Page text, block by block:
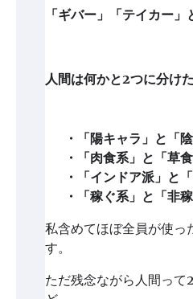
「ギバー」「テイカー」
人間は何かと2つに分け
・「陽キャラ」と「
・「肉食系」と「草食
・「インドア派」と
・「稼ぐ系」と「非稼
私含めてほぼ全員が使っ
す。
ただ残念ながら人間って